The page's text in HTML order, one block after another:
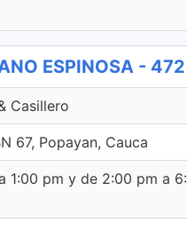
ESPINOSA -
Casillero
67, Popayan, Cauca
1:00 pm y de 2:00 pm a